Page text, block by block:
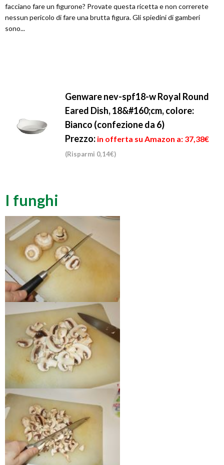
facciano fare un figurone? Provate questa ricetta e non correrete
nessun pericolo di fare una brutta figura. Gli spiedini di gamberi
sono...
Genware nev-spf18-w Royal Round
Eared Dish, 18&#160;cm, colore:
Bianco (confezione da 6)
Prezzo: in offerta su Amazon a: 37,38€
(Risparmi 0,14€)
I funghi